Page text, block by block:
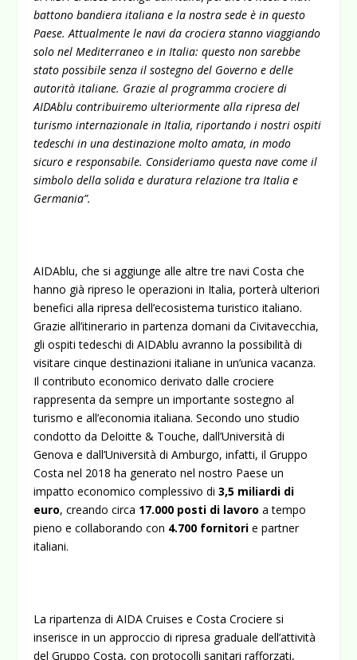
battono bandiera italiana e la nostra sede è in questo
Paese. Attualmente le navi da crociera stanno viaggiando
solo nel Mediterraneo e in Italia: questo non sarebbe
stato possibile senza il sostegno del Governo e delle
autorità italiane. Grazie al programma crociere di
AIDAblu contribuiremo ulteriormente alla ripresa del
turismo internazionale in Italia, riportando i nostri ospiti
tedeschi in una destinazione molto amata, in modo
sicuro e responsabile. Consideriamo questa nave come il
simbolo della solida e duratura relazione tra Italia e
Germania”.
AIDAblu, che si aggiunge alle altre tre navi Costa che
hanno già ripreso le operazioni in Italia, porterà ulteriori
benefici alla ripresa dell’ecosistema turistico italiano.
Grazie all’itinerario in partenza domani da Civitavecchia,
gli ospiti tedeschi di AIDAblu avranno la possibilità di
visitare cinque destinazioni italiane in un’unica vacanza.
Il contributo economico derivato dalle crociere
rappresenta da sempre un importante sostegno al
turismo e all’economia italiana. Secondo uno studio
condotto da Deloitte & Touche, dall’Università di
Genova e dall’Università di Amburgo, infatti, il Gruppo
Costa nel 2018 ha generato nel nostro Paese un
impatto economico complessivo di3,5 miliardi di
euro, creando circa 17.000 posti di lavoro a tempo
pieno e collaborando con 4.700 fornitori e partner
italiani.
La ripartenza di AIDA Cruises e Costa Crociere si
inserisce in un approccio di ripresa graduale dell’attività
del Gruppo Costa, con protocolli sanitari rafforzati,